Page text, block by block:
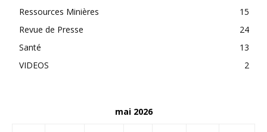
Ressources Minières
15
Revue de Presse
24
Santé
13
VIDEOS
2
mai 2026